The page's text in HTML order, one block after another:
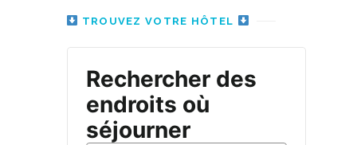
TROUVEZ VOTRE HÔTEL